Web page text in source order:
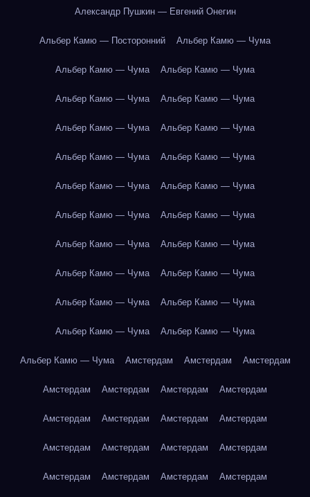
Александр Пушкин — Евгений Онегин
Альбер Камю — Посторонний Альбер Камю — Чума
Альбер Камю — Чума Альбер Камю — Чума
Альбер Камю — Чума Альбер Камю — Чума
Альбер Камю — Чума Альбер Камю — Чума
Альбер Камю — Чума Альбер Камю — Чума
Альбер Камю — Чума Альбер Камю — Чума
Альбер Камю — Чума Альбер Камю — Чума
Альбер Камю — Чума Альбер Камю — Чума
Альбер Камю — Чума Альбер Камю — Чума
Альбер Камю — Чума Альбер Камю — Чума
Альбер Камю — Чума Альбер Камю — Чума
Альбер Камю — Чума Амстердам Амстердам Амстердам
Амстердам Амстердам Амстердам Амстердам
Амстердам Амстердам Амстердам Амстердам
Амстердам Амстердам Амстердам Амстердам
Амстердам Амстердам Амстердам Амстердам